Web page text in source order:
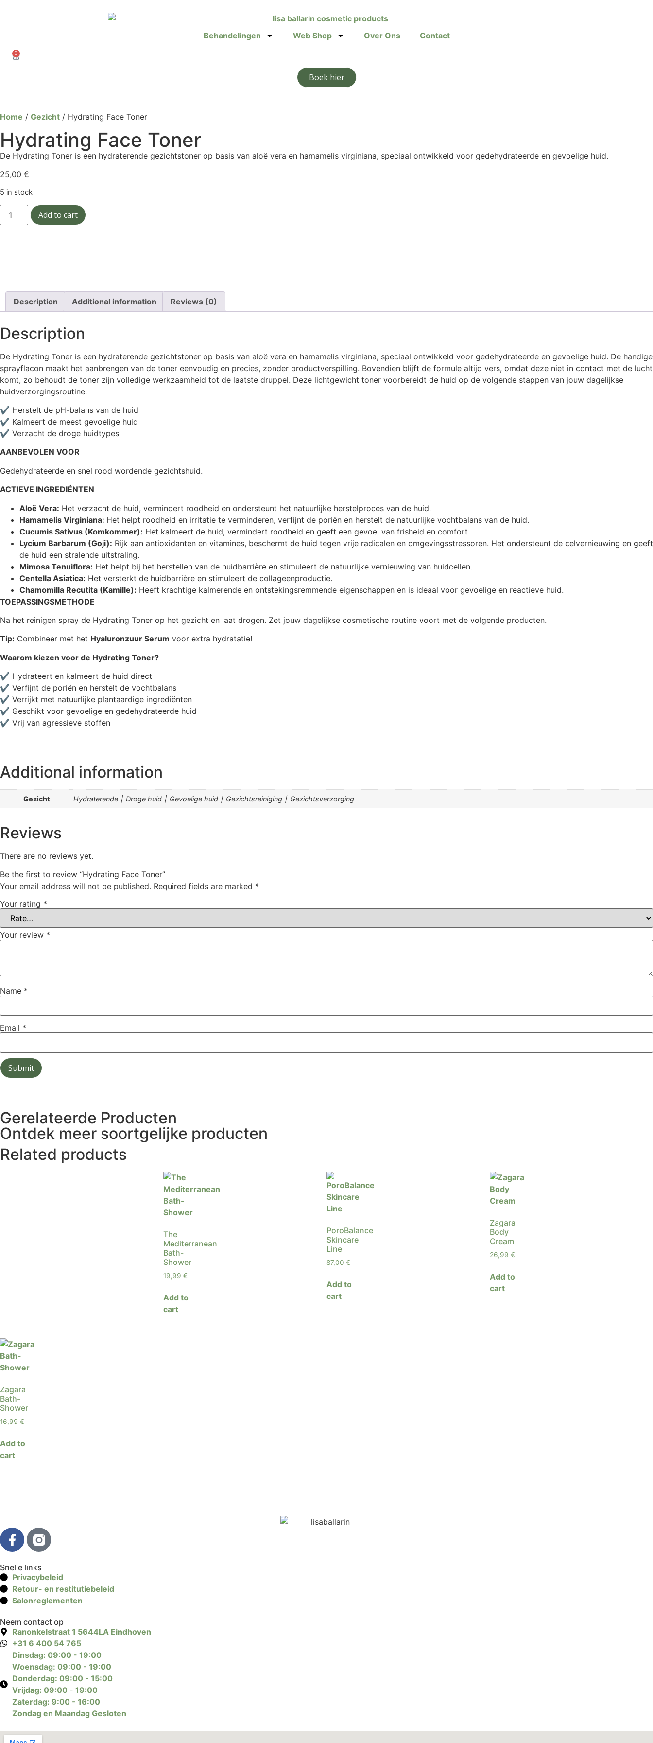
Behandelingen Web Shop Over Ons Contact
0
Boek hier
Home / Gezicht / Hydrating Face Toner
Hydrating Face Toner
De Hydrating Toner is een hydraterende gezichtstoner op basis van aloë vera en hamamelis virginiana, speciaal ontwikkeld voor gedehydrateerde en gevoelige huid.
25,00 €
5 in stock
Add to cart
Description Additional information Reviews (0)
Description
De Hydrating Toner is een hydraterende gezichtstoner op basis van aloë vera en hamamelis virginiana, speciaal ontwikkeld voor gedehydrateerde en gevoelige huid. De handige
sprayflacon maakt het aanbrengen van de toner eenvoudig en precies, zonder productverspilling. Bovendien blijft de formule altijd vers, omdat deze niet in contact met de lucht
komt, zo behoudt de toner zijn volledige werkzaamheid tot de laatste druppel. Deze lichtgewicht toner voorbereidt de huid op de volgende stappen van jouw dagelijkse
huidverzorgingsroutine.
✔️ Herstelt de pH-balans van de huid
✔️ Kalmeert de meest gevoelige huid
✔️ Verzacht de droge huidtypes
AANBEVOLEN VOOR
Gedehydrateerde en snel rood wordende gezichtshuid.
ACTIEVE INGREDIËNTEN
Aloë Vera: Het verzacht de huid, vermindert roodheid en ondersteunt het natuurlijke herstelproces van de huid.
Hamamelis Virginiana: Het helpt roodheid en irritatie te verminderen, verfijnt de poriën en herstelt de natuurlijke vochtbalans van de huid.
Cucumis Sativus (Komkommer): Het kalmeert de huid, vermindert roodheid en geeft een gevoel van frisheid en comfort.
Lycium Barbarum (Goji): Rijk aan antioxidanten en vitamines, beschermt de huid tegen vrije radicalen en omgevingsstressoren. Het ondersteunt de celvernieuwing en geeft
de huid een stralende uitstraling.
Mimosa Tenuiflora: Het helpt bij het herstellen van de huidbarrière en stimuleert de natuurlijke vernieuwing van huidcellen.
Centella Asiatica: Het versterkt de huidbarrière en stimuleert de collageenproductie.
Chamomilla Recutita (Kamille): Heeft krachtige kalmerende en ontstekingsremmende eigenschappen en is ideaal voor gevoelige en reactieve huid.
TOEPASSINGSMETHODE
Na het reinigen spray de Hydrating Toner op het gezicht en laat drogen. Zet jouw dagelijkse cosmetische routine voort met de volgende producten.
Tip: Combineer met het Hyaluronzuur Serum voor extra hydratatie!
Waarom kiezen voor de Hydrating Toner?
✔ Hydrateert en kalmeert de huid direct
✔ Verfijnt de poriën en herstelt de vochtbalans
✔ Verrijkt met natuurlijke plantaardige ingrediënten
✔ Geschikt voor gevoelige en gedehydrateerde huid
✔ Vrij van agressieve stoffen
Additional information
Gezicht Hydraterende ׀ Droge huid ׀ Gevoelige huid ׀ Gezichtsreiniging ׀ Gezichtsverzorging
Reviews
There are no reviews yet.
Be the first to review “Hydrating Face Toner”
Your email address will not be published. Required fields are marked *
Your rating *
Your review *
Name *
Email *
Gerelateerde Producten
Ontdek meer soortgelijke producten
Related products
The
Mediterranean
Bath-
Shower
19,99 €
Add to
cart
PoroBalance
Skincare
Line
87,00 €
Add to
cart
Zagara
Body
Cream
26,99 €
Add to
cart
Zagara
Bath-
Shower
16,99 €
Add to
cart
Snelle links
Privacybeleid
Retour- en restitutiebeleid
Salonreglementen
Neem contact op
Ranonkelstraat 1 5644LA Eindhoven
+31 6 400 54 765
Dinsdag: 09:00 - 19:00
Woensdag: 09:00 - 19:00
Donderdag: 09:00 - 15:00
Vrijdag: 09:00 - 19:00
Zaterdag: 9:00 - 16:00
Zondag en Maandag Gesloten